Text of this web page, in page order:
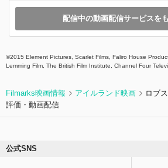
配信中の動画配信サービスを
©2015 Element Pictures, Scarlet Films, Faliro House
Lemming Film, The British Film Institute, Channel Four
Filmarks映画情報 アイルランド映画
ロブ
評価・動画配信
公式SNS